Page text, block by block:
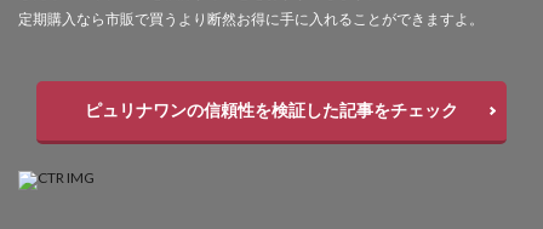
定期購入なら市販で買うより断然お得に手に入れることができますよ。
ピュリナワンの信頼性を検証した記事をチェック